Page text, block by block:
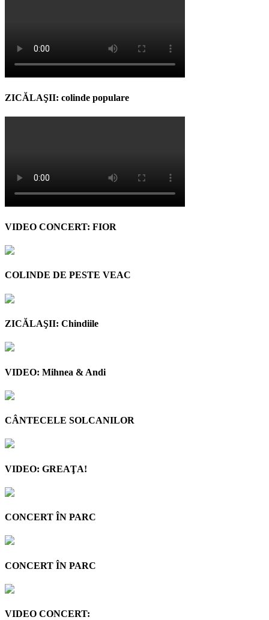
ZICĂLAŞII: colinde populare
VIDEO CONCERT: FIOR
COLINDE DE PESTE VEAC
ZICĂLAŞII: Chindiile
VIDEO: Mihnea & Andi
CÂNTECELE SOLCANILOR
VIDEO: GREAŢA!
CONCERT ÎN PARC
CONCERT ÎN PARC
VIDEO CONCERT: